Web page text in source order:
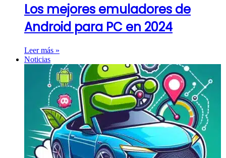
Los mejores emuladores de
Android para PC en 2024
Leer más »
Noticias